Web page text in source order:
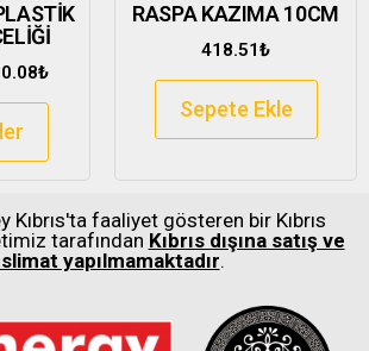
₺
RASPA KAZIMA 10CM
418.51₺
Sepete Ekle
Kıbrıs'ta faaliyet gösteren bir Kıbrıs
tarafından Kıbrıs dışına satış ve
yapılmamaktadır.